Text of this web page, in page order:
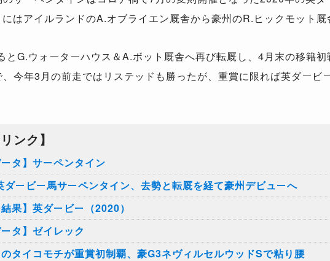
はアイルランドのA.オブライエン厩舎から豪州のR.ヒックモット厩
G.ウォーターハウス＆A.ボット厩舎へ再び転厩し、4月末の移籍
、今年3月の前走ではリステッドも勝ったが、重賞に限れば英ダービ
ンク】
ータ】サーペンタイン
ダービー馬サーペンタイン、去勢と転厩を経て豪州デビューへ
結果】英ダービー（2020）
ータ】ゼイレック
タイコモチが重賞初制覇、豪G3ネヴィルセルウッドSで粘り腰